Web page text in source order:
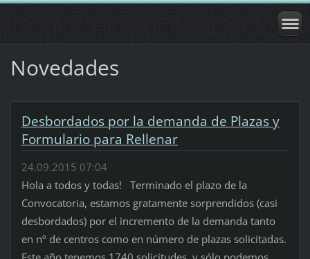
Novedades
Desbordados por la demanda de Plazas y
Formulario para Rellenar
24.09.2015 07:04
Hola a todos y todas! Terminado el plazo de la
Convocatoria, estamos gratamente sorprendidos (casi
desbordados) por el incremento de la demanda tanto
en nº de centros como en número de plazas solicitadas.